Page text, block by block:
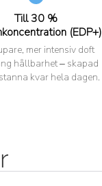
Till 30 %
(EDP+)
mer intensiv doft
hållbarhet – skapad
kvar hela dagen.